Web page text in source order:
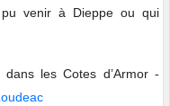
venir à Dieppe ou qui
les Cotes d’Armor -